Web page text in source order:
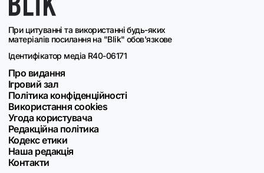
При цитуванні та використанні будь-яких
матеріалів посилання на "Blik" обов'язкове
Ідентифікатор медіа R40-06171
Про видання
Ігровий зал
Політика конфіденційності
Використання cookies
Угода користувача
Редакційна політика
Кодекс етики
Наша редакція
Контакти